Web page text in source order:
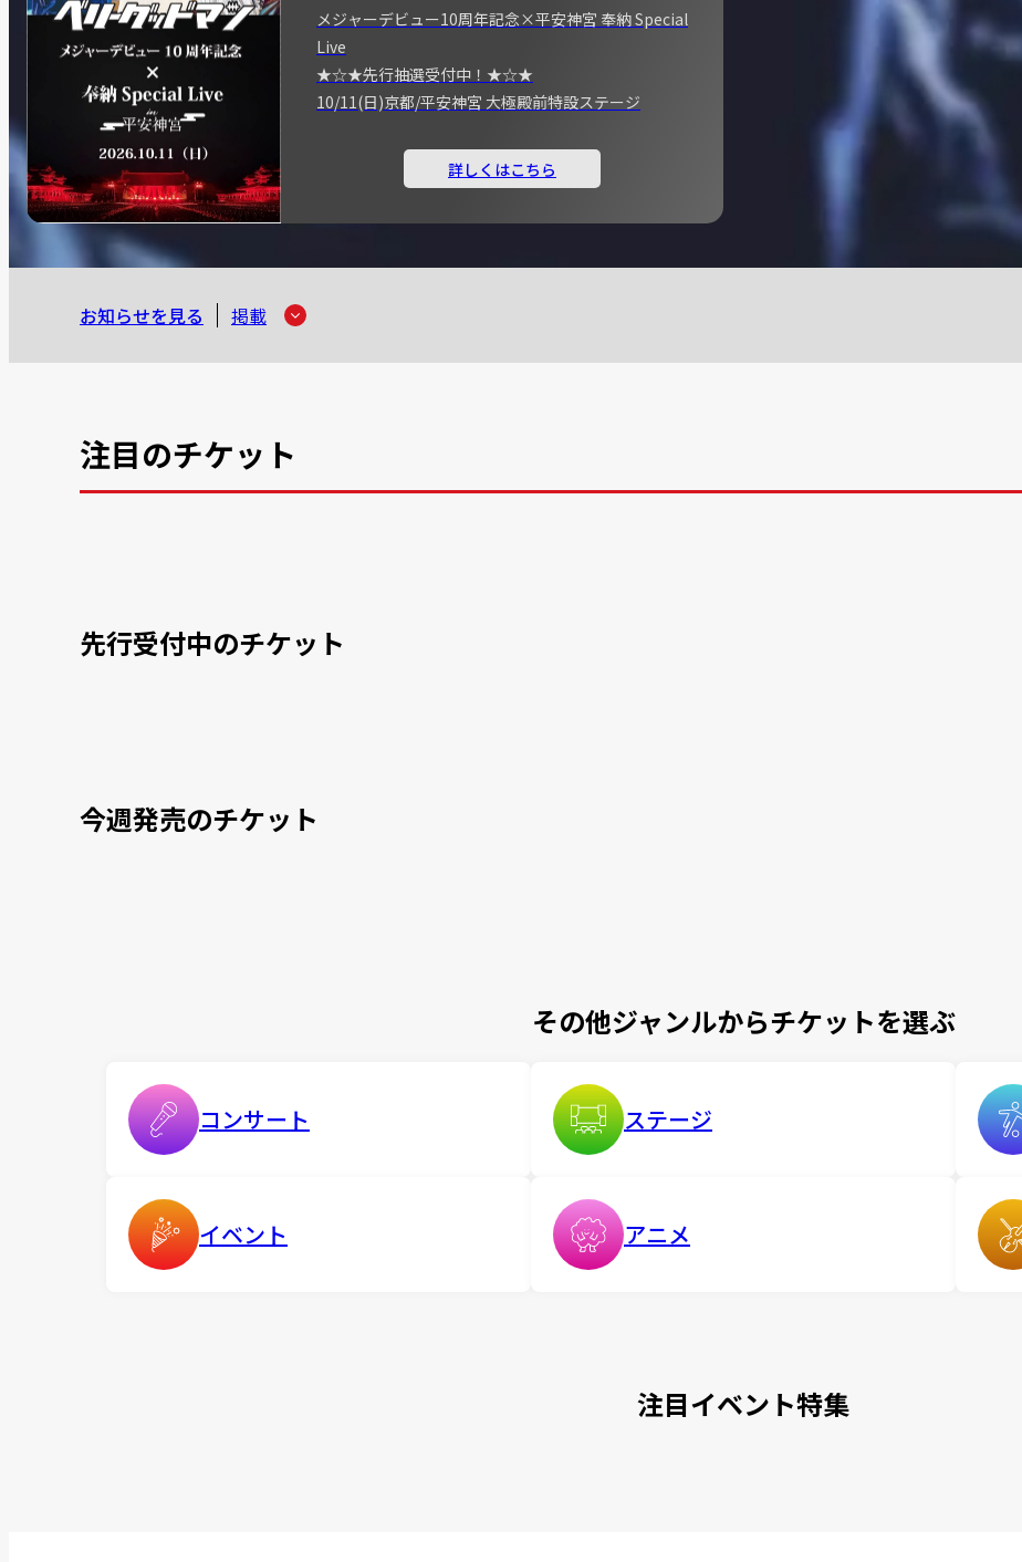
メジャーデビュー10周年記念×平安神宮 奉納 Special
Live
★☆★先行抽選受付中！★☆★
10/11(日)京都/平安神宮 大極殿前特設ステージ
詳しくはこちら
お知らせを見る 掲載
注目のチケット
先行受付中のチケット
今週発売のチケット
その他ジャンルからチケットを選ぶ
コンサート ステージ
イベント アニメ
注目イベント特集